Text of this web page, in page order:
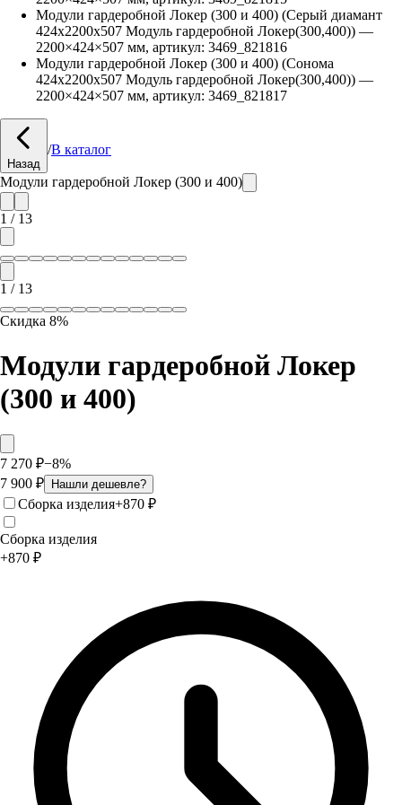
Модули гардеробной Локер (300 и 400) (Серый диамант
424х2200х507 Модуль гардеробной Локер(300,400)) —
2200×424×507 мм, артикул: 3469_821816
Модули гардеробной Локер (300 и 400) (Сонома
424х2200х507 Модуль гардеробной Локер(300,400)) —
2200×424×507 мм, артикул: 3469_821817
Назад
/В каталог
Модули гардеробной Локер (300 и 400)
1 / 13
1 / 13
Скидка 8%
Модули гардеробной Локер
(300 и 400)
7 270 ₽−8%
7 900 ₽ Нашли дешевле?
Сборка изделия+870 ₽
Сборка изделия
+870 ₽